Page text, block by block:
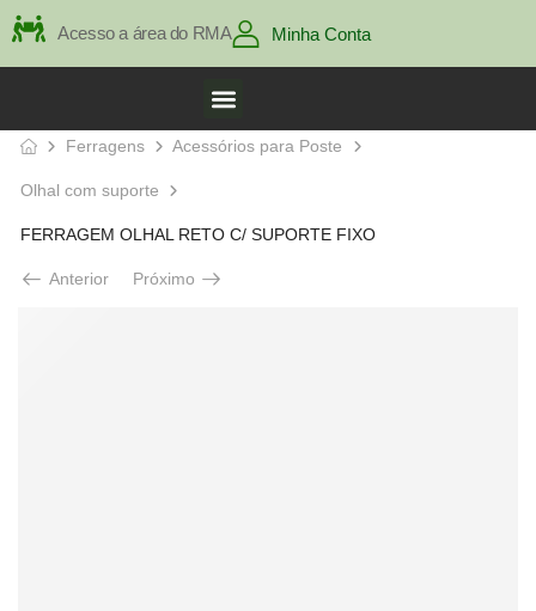
Acesso a área do RMA Minha Conta
Ferragens Acessórios para Poste
Olhal com suporte
FERRAGEM OLHAL RETO C/ SUPORTE FIXO
Anterior Próximo